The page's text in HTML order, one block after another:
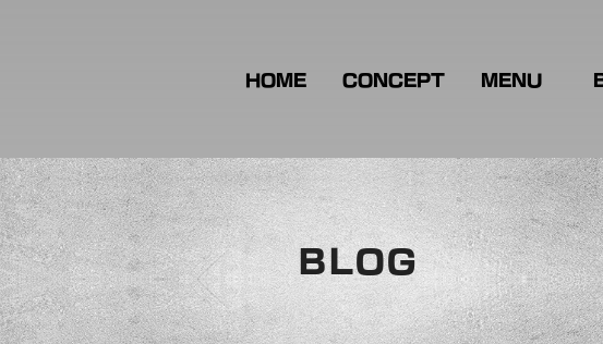
HOME CONCEPT MENU
BLOG